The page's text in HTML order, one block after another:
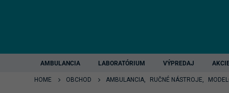
AMBULANCIA LABORATÓRIUM VÝPREDAJ
HOME OBCHOD AMBULANCIA, RUČNÉ NÁSTROJE,